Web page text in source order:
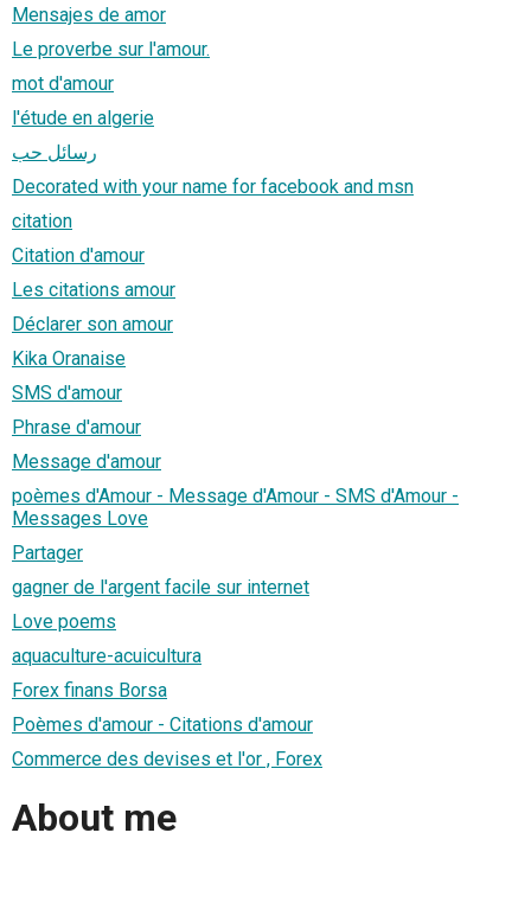
Mensajes de amor
Le proverbe sur l'amour.
mot d'amour
l'étude en algerie
رسائل حب
Decorated with your name for facebook and msn
citation
Citation d'amour
Les citations amour
Déclarer son amour
Kika Oranaise
SMS d'amour
Phrase d'amour
Message d'amour
poèmes d'Amour - Message d'Amour - SMS d'Amour -
Messages Love
Partager
gagner de l'argent facile sur internet
Love poems
aquaculture-acuicultura
Forex finans Borsa
Poèmes d'amour - Citations d'amour
Commerce des devises et l'or , Forex
About me